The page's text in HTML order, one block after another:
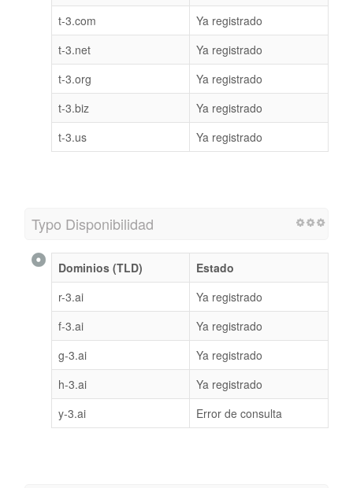
t-3.com
Ya registrado
t-3.net
Ya registrado
t-3.org
Ya registrado
t-3.biz
Ya registrado
t-3.us
Ya registrado
Typo Disponibilidad
Dominios (TLD)
Estado
r-3.ai
Ya registrado
f-3.ai
Ya registrado
g-3.ai
Ya registrado
h-3.ai
Ya registrado
y-3.ai
Error de consulta